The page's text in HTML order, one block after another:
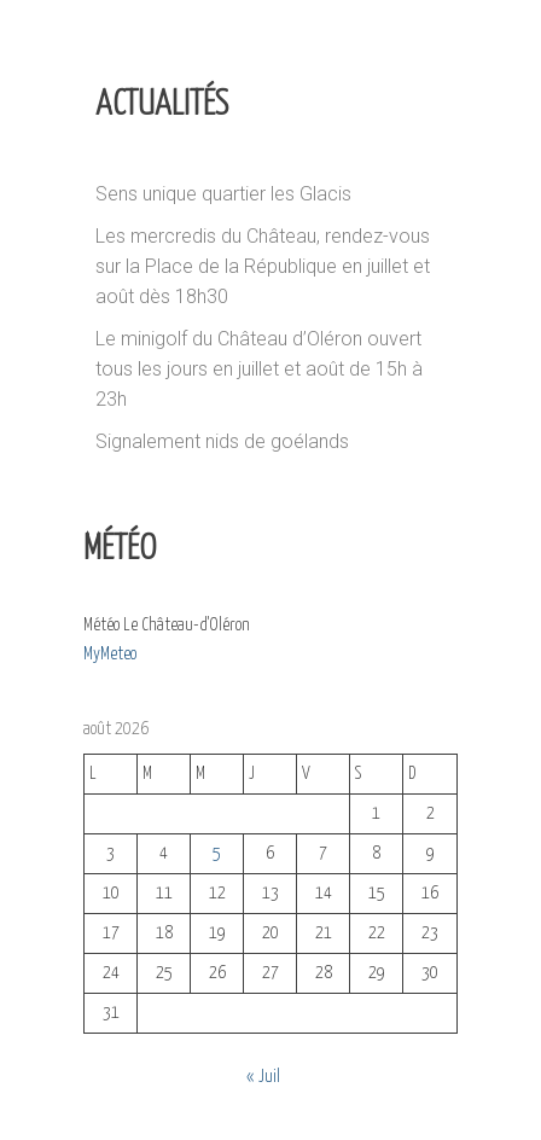
ACTUALITÉS
Sens unique quartier les Glacis
Les mercredis du Château, rendez-vous
sur la Place de la République en juillet et
août dès 18h30
Le minigolf du Château d’Oléron ouvert
tous les jours en juillet et août de 15h à
23h
Signalement nids de goélands
MÉTÉO
Météo Le Château-d'Oléron
MyMeteo
août 2026
L M M J V S D
1 2
3 4 5 6 7 8 9
10 11 12 13 14 15 16
17 18 19 20 21 22 23
24 25 26 27 28 29 30
31
« Juil